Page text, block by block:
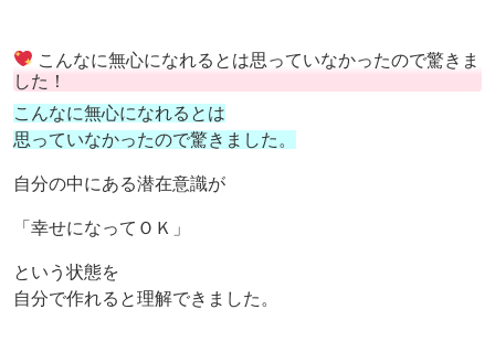
こんなに無心になれるとは思っていなかったので驚きま
した！
こんなに無心になれるとは
思っていなかったので驚きました。
自分の中にある潜在意識が
「幸せになってＯＫ」
という状態を
自分で作れると理解できました。